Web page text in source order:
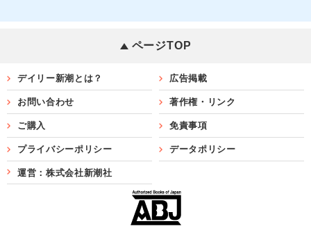
ページTOP
デイリー新潮とは？ 広告掲載
お問い合わせ 著作権・リンク
ご購入 免責事項
プライバシーポリシー データポリシー
運営：株式会社新潮社